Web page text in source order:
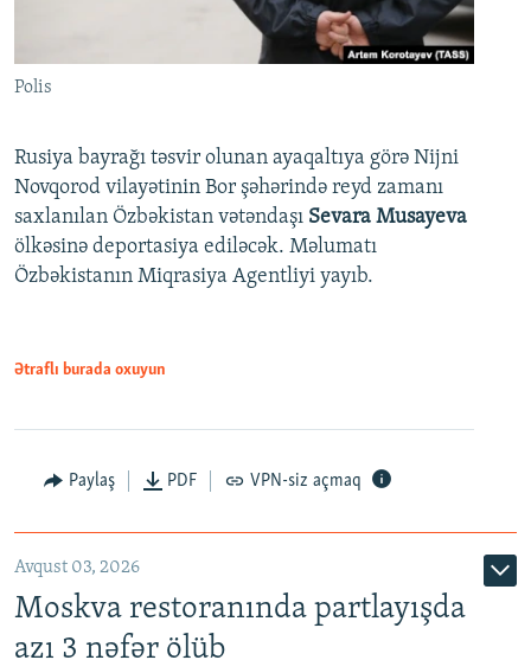
Polis
Rusiya bayrağı təsvir olunan ayaqaltıya görə Nijni
Novqorod vilayətinin Bor şəhərində reyd zamanı
saxlanılan Özbəkistan vətəndaşı Sevara Musayeva
ölkəsinə deportasiya ediləcək. Məlumatı
Özbəkistanın Miqrasiya Agentliyi yayıb.
Ətraflı burada oxuyun
Paylaş PDF VPN-siz açmaq
Avqust 03, 2026
Moskva restoranında partlayışda
azı 3 nəfər ölüb